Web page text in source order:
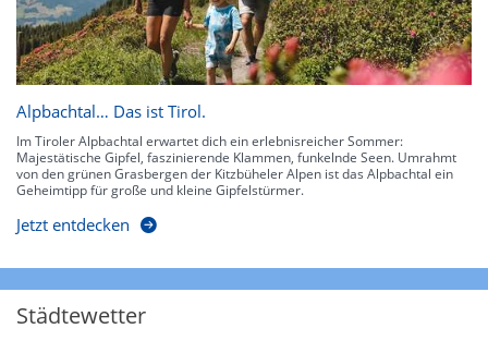
Alpbachtal… Das ist Tirol.
Im Tiroler Alpbachtal erwartet dich ein erlebnisreicher Sommer:
Majestätische Gipfel, faszinierende Klammen, funkelnde Seen. Umrahmt
von den grünen Grasbergen der Kitzbüheler Alpen ist das Alpbachtal ein
Geheimtipp für große und kleine Gipfelstürmer.
Jetzt entdecken
Städtewetter